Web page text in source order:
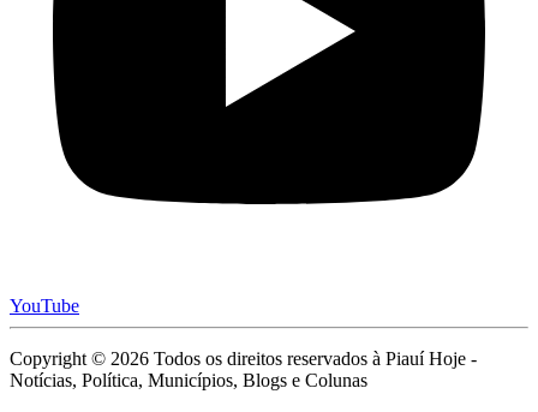
YouTube
Copyright © 2026 Todos os direitos reservados à Piauí Hoje -
Notícias, Política, Municípios, Blogs e Colunas